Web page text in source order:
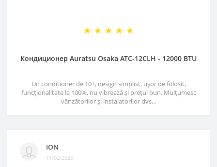
Кондиционер Auratsu Osaka ATC-12CLH - 12000 BTU
Un conditioner de 10+, design simplist, ușor de folosit,
funcționalitate la 100%, nu vibrează și prețul bun. Mulțumesc
vânzătorilor și instalatorilor dvs...
ION
11/02/2025